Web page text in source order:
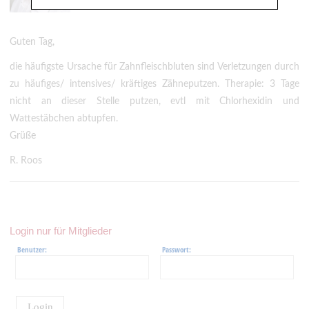
Guten Tag,
die häufigste Ursache für Zahnfleischbluten sind Verletzungen durch
zu häufiges/ intensives/ kräftiges Zähneputzen. Therapie: 3 Tage
nicht an dieser Stelle putzen, evtl mit Chlorhexidin und
Wattestäbchen abtupfen.
Grüße
R. Roos
Login nur für Mitglieder
Benutzer: Passwort:
Login